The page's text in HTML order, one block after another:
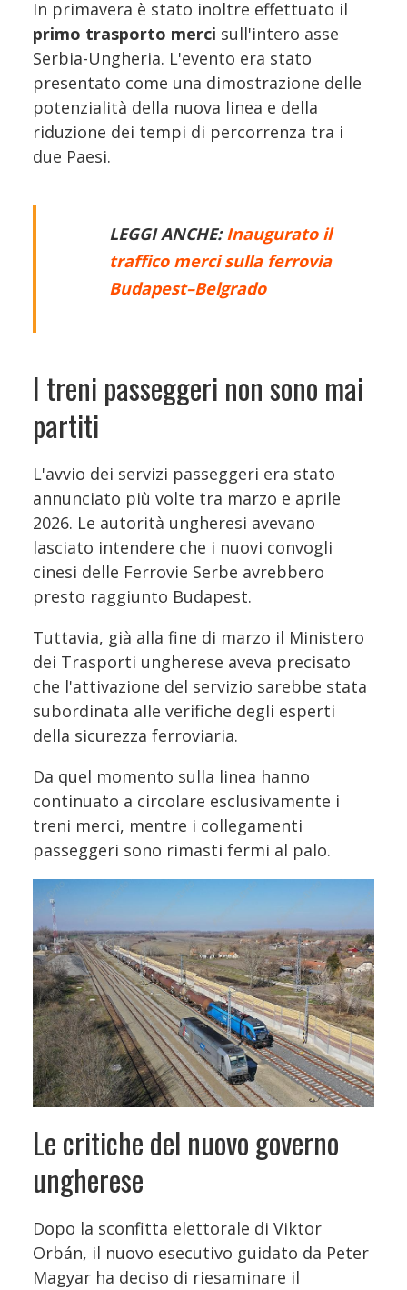
In primavera è stato inoltre effettuato il
primo trasporto merci sull'intero asse
Serbia-Ungheria. L'evento era stato
presentato come una dimostrazione delle
potenzialità della nuova linea e della
riduzione dei tempi di percorrenza tra i
due Paesi.
LEGGI ANCHE:Inaugurato il
traffico merci sulla ferrovia
Budapest–Belgrado
I treni passeggeri non sono mai
partiti
L'avvio dei servizi passeggeri era stato
annunciato più volte tra marzo e aprile
2026. Le autorità ungheresi avevano
lasciato intendere che i nuovi convogli
cinesi delle Ferrovie Serbe avrebbero
presto raggiunto Budapest.
Tuttavia, già alla fine di marzo il Ministero
dei Trasporti ungherese aveva precisato
che l'attivazione del servizio sarebbe stata
subordinata alle verifiche degli esperti
della sicurezza ferroviaria.
Da quel momento sulla linea hanno
continuato a circolare esclusivamente i
treni merci, mentre i collegamenti
passeggeri sono rimasti fermi al palo.
Le critiche del nuovo governo
ungherese
Dopo la sconfitta elettorale di Viktor
Orbán, il nuovo esecutivo guidato da Peter
Magyar ha deciso di riesaminare il